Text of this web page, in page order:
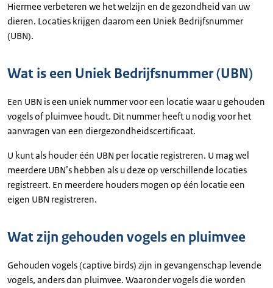
Hiermee verbeteren we het welzijn en de gezondheid van uw
dieren. Locaties krijgen daarom een Uniek Bedrijfsnummer
(UBN).
Wat is een Uniek Bedrijfsnummer (UBN)
Een UBN is een uniek nummer voor een locatie waar u gehouden
vogels of pluimvee houdt. Dit nummer heeft u nodig voor het
aanvragen van een diergezondheidscertificaat.
U kunt als houder één UBN per locatie registreren. U mag wel
meerdere UBN’s hebben als u deze op verschillende locaties
registreert. En meerdere houders mogen op één locatie een
eigen UBN registreren.
Wat zijn gehouden vogels en pluimvee
Gehouden vogels (captive birds) zijn in gevangenschap levende
vogels, anders dan pluimvee. Waaronder vogels die worden